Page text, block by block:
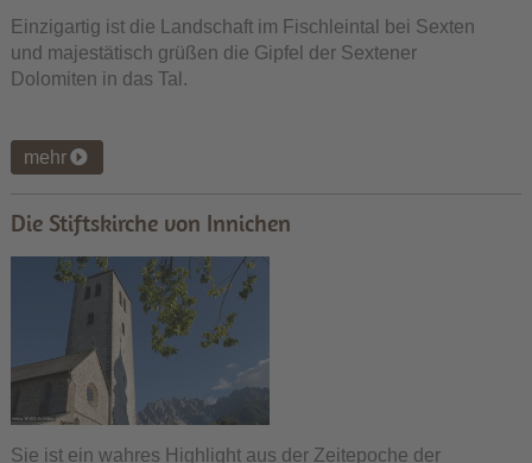
Einzigartig ist die Landschaft im Fischleintal bei Sexten
und majestätisch grüßen die Gipfel der Sextener
Dolomiten in das Tal.
mehr
Die Stiftskirche von Innichen
Sie ist ein wahres Highlight aus der Zeitepoche der